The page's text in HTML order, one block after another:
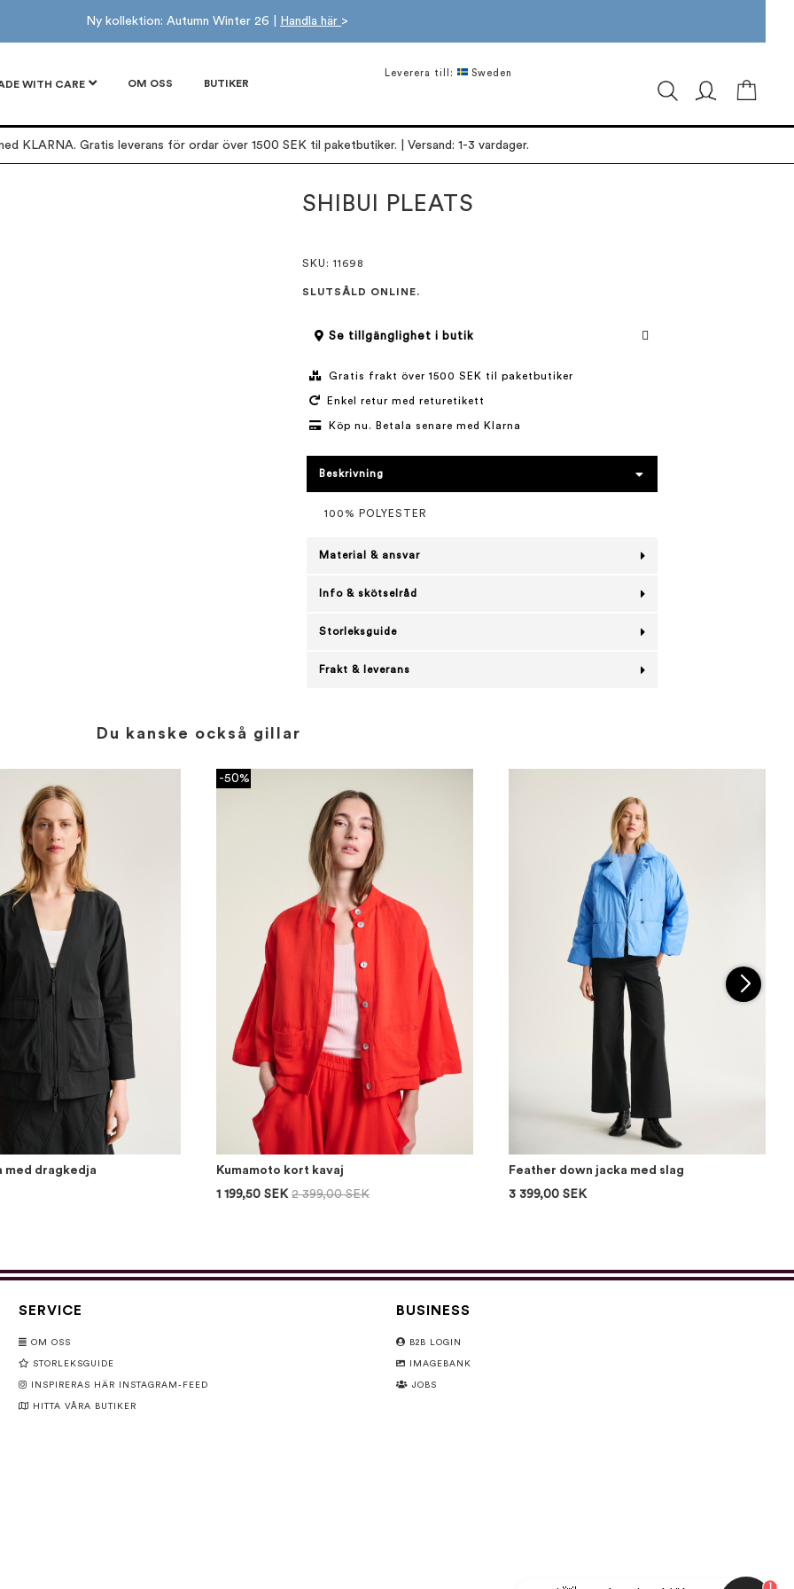
Ny kollektion: Autumn Winter 26 | Handla här >
WITH CARE OM OSS BUTIKER
Leverera till: Sweden
KLARNA. Gratis leverans för ordar över 1500 SEK til paketbutiker. | Versand: 1-3 vardager.
SHIBUI PLEATS
SKU : 11698
SLUTSÅLD ONLINE.
Se tillgänglighet i butik
Gratis frakt över 1500 SEK til paketbutiker
Enkel retur med returetikett
Köp nu. Betala senare med Klarna
Beskrivning
100% POLYESTER
Material & ansvar
Info & skötselråd
Storleksguide
Frakt & leverans
Du kanske också gillar
med dragkedja
-50%
Kumamoto kort kavaj
1 199,50 SEK 2 399,00 SEK
Feather down jacka med slag
3 399,00 SEK
SERVICE
OM OSS
STORLEKSGUIDE
INSPIRERAS HÄR INSTAGRAM-FEED
HITTA VÅRA BUTIKER
BUSINESS
B2B LOGIN
IMAGEBANK
JOBS